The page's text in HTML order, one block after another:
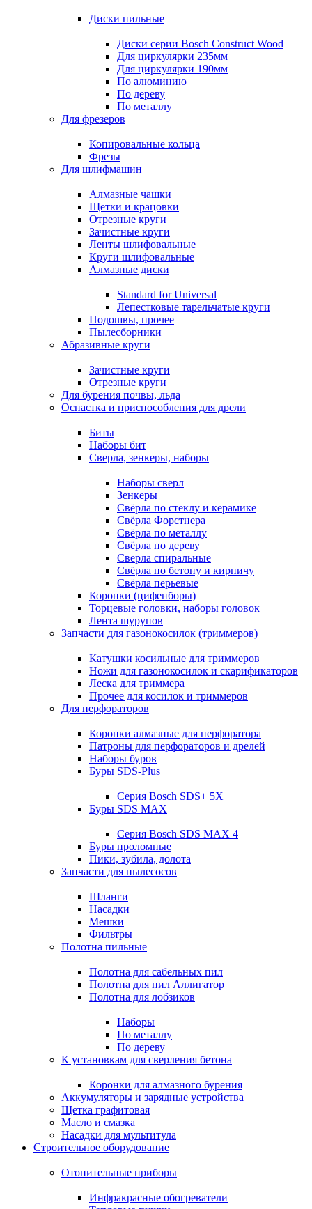
Диски пильные
Диски серии Bosch Construct Wood
Для циркулярки 235мм
Для циркулярки 190мм
По алюминию
По дереву
По металлу
Для фрезеров
Копировальные кольца
Фрезы
Для шлифмашин
Алмазные чашки
Щетки и крацовки
Отрезные круги
Зачистные круги
Ленты шлифовальные
Круги шлифовальные
Алмазные диски
Standard for Universal
Лепестковые тарельчатые круги
Подошвы, прочее
Пылесборники
Абразивные круги
Зачистные круги
Отрезные круги
Для бурения почвы, льда
Оснастка и приспособления для дрели
Биты
Наборы бит
Сверла, зенкеры, наборы
Наборы сверл
Зенкеры
Свёрла по стеклу и керамике
Свёрла Форстнера
Свёрла по металлу
Свёрла по дереву
Сверла спиральные
Свёрла по бетону и кирпичу
Свёрла перьевые
Коронки (цифенборы)
Торцевые головки, наборы головок
Лента шурупов
Запчасти для газонокосилок (триммеров)
Катушки косильные для триммеров
Ножи для газонокосилок и скарификаторов
Леска для триммера
Прочее для косилок и триммеров
Для перфораторов
Коронки алмазные для перфоратора
Патроны для перфораторов и дрелей
Наборы буров
Буры SDS-Plus
Серия Bosch SDS+ 5X
Буры SDS MAX
Серия Bosch SDS MAX 4
Буры проломные
Пики, зубила, долота
Запчасти для пылесосов
Шланги
Насадки
Мешки
Фильтры
Полотна пильные
Полотна для сабельных пил
Полотна для пил Аллигатор
Полотна для лобзиков
Наборы
По металлу
По дереву
К установкам для сверления бетона
Коронки для алмазного бурения
Аккумуляторы и зарядные устройства
Щетка графитовая
Масло и смазка
Насадки для мультитула
Строительное оборудование
Отопительные приборы
Инфракрасные обогреватели